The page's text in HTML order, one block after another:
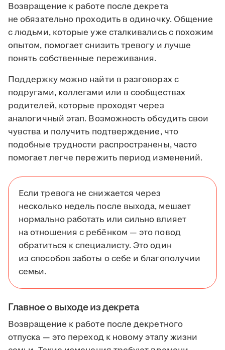
Возвращение к работе после декрета
не обязательно проходить в одиночку. Общение
с людьми, которые уже сталкивались с похожим
опытом, помогает снизить тревогу и лучше
понять собственные переживания.
Поддержку можно найти в разговорах с
подругами, коллегами или в сообществах
родителей, которые проходят через
аналогичный этап. Возможность обсудить свои
чувства и получить подтверждение, что
подобные трудности распространены, часто
помогает легче пережить период изменений.
Если тревога не снижается через
несколько недель после выхода, мешает
нормально работать или сильно влияет
на отношения с ребёнком — это повод
обратиться к специалисту. Это один
из способов заботы о себе и благополучии
семьи.
Главное о выходе из декрета
Возвращение к работе после декретного
отпуска — это переход к новому этапу жизни